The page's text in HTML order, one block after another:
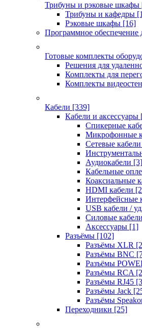
Трибуны и рэковые шкафы
Трибуны и кафедры
Рэковые шкафы [16]
Программное обеспечение
Готовые комплекты
Решения для
Комплекты для
Комплекты видеостен
Кабели [339]
Кабели и аксессуары
Спикерные
Микрофонные
Сетевые кабели
Аудиокабели [3]
Кабельные
Коаксиальные
HDMI кабели
Интерфейсные
USB кабели /
Силовые кабели
Аксессуары [1]
Разъёмы [102]
Разъёмы XLR
Разъёмы BNC
Разъёмы
Разъёмы RCA
Разъёмы RJ45
Разъёмы Jack
Разъёмы
Переходники [25]